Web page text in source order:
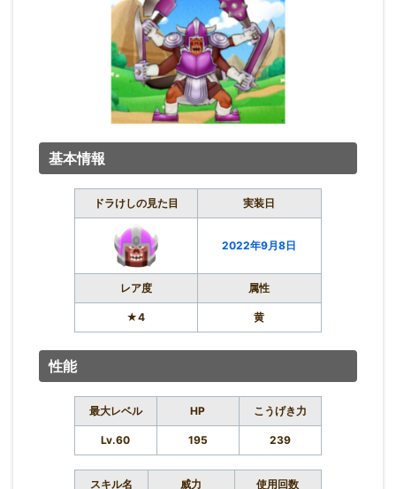
基本情報
ドラけしの見た目 実装日
2022年9月8日
レア度 属性
★4 黄
性能
最大レベル HP こうげき力
Lv.60 195 239
スキル名 威力 使用回数